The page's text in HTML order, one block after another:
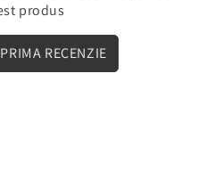
produs
RECENZIE